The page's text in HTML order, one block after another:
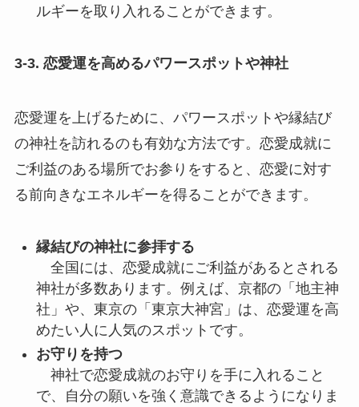
ルギーを取り入れることができます。
3-3. 恋愛運を高めるパワースポットや神社
恋愛運を上げるために、パワースポットや縁結び
の神社を訪れるのも有効な方法です。恋愛成就に
ご利益のある場所でお参りをすると、恋愛に対す
る前向きなエネルギーを得ることができます。
縁結びの神社に参拝する
全国には、恋愛成就にご利益があるとされる
神社が多数あります。例えば、京都の「地主神
社」や、東京の「東京大神宮」は、恋愛運を高
めたい人に人気のスポットです。
お守りを持つ
神社で恋愛成就のお守りを手に入れること
で、自分の願いを強く意識できるようになりま